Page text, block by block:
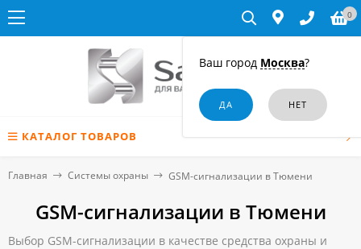
Ваш город Москва?
0
КАТАЛОГ ТОВАРОВ
Главная Системы охраны GSM-сигнализации в Тюмени
GSM-сигнализации в Тюмени
Выбор GSM-сигнализации в качестве средства охраны и